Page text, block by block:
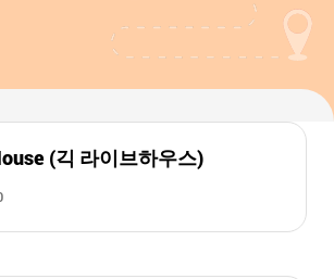
(긱 라이브하우스)